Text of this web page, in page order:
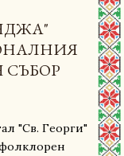
"Св. Георги"